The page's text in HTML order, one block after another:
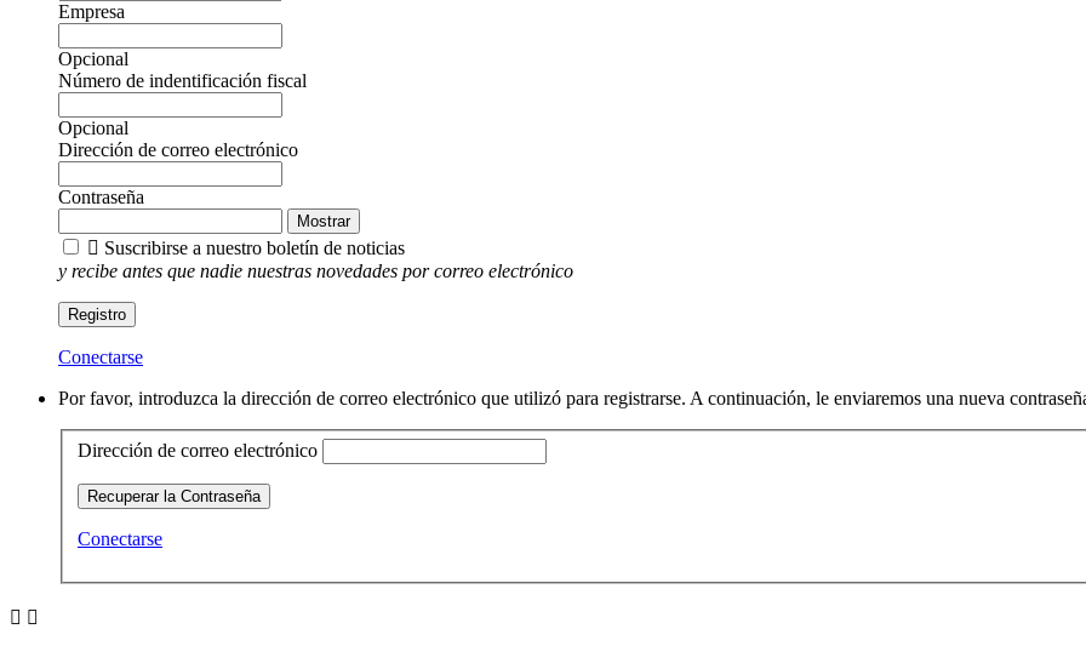
Empresa
Opcional
Número de indentificación fiscal
Opcional
Dirección de correo electrónico
Contraseña
Mostrar
 Suscribirse a nuestro boletín de noticias
y recibe antes que nadie nuestras novedades por correo electrónico
Registro
Conectarse
Por favor, introduzca la dirección de correo electrónico que utilizó para registrarse. A continuación, le enviaremos una nueva
Dirección de correo electrónico
Recuperar la Contraseña
Conectarse
 